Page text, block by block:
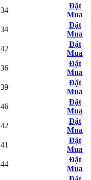
34
Đặt
Mua
34
Đặt
Mua
42
Đặt
Mua
36
Đặt
Mua
39
Đặt
Mua
46
Đặt
Mua
42
Đặt
Mua
41
Đặt
Mua
44
Đặt
Mua